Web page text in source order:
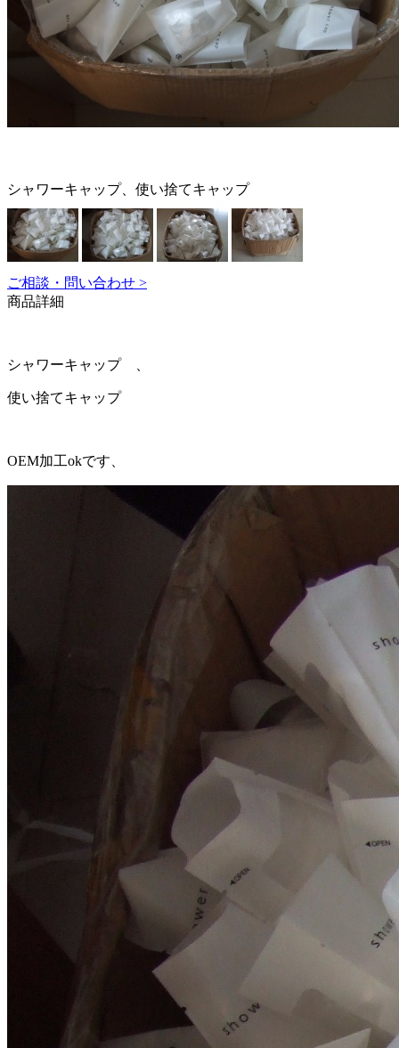
シャワーキャップ、使い捨てキャップ
ご相談・問い合わせ >
商品詳細
シャワーキャップ 、
使い捨てキャップ
OEM加工okです、